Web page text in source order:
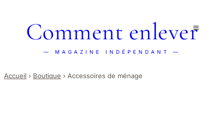
Comment enlever
— MAGAZINE INDÉPENDANT —
Accueil › Boutique › Accessoires de ménage